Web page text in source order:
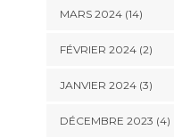
MARS 2024 (14)
FÉVRIER 2024 (2)
JANVIER 2024 (3)
DÉCEMBRE 2023 (4)